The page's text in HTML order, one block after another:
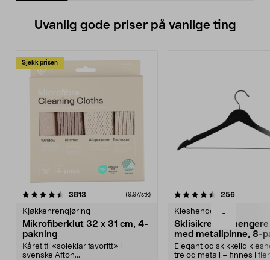
-
Uvanlig gode priser på vanlige ting
Sjekk prisen
3813 anmeldelser(9,97/stk)
Kjøkkenrengjøring
Mikrofiberklut 32 x 31 cm, 4-
pakning
Kåret til «soleklar favoritt» i
svenske Afton...
4.5av 5 stjerner 256
Kleshengere
Sklisikre
med metallpinne, 8-
Elegant og skikkelig
tre og metall – finnes i
4.5av 5 stjerner